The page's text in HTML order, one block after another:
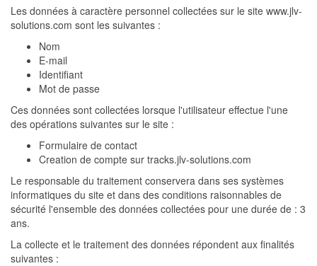
Les données à caractère personnel collectées sur le site www.jlv-
solutions.com sont les suivantes :
Nom
E-mail
Identifiant
Mot de passe
Ces données sont collectées lorsque l'utilisateur effectue l'une
des opérations suivantes sur le site :
Formulaire de contact
Creation de compte sur tracks.jlv-solutions.com
Le responsable du traitement conservera dans ses systèmes
informatiques du site et dans des conditions raisonnables de
sécurité l'ensemble des données collectées pour une durée de : 3
ans.
La collecte et le traitement des données répondent aux finalités
suivantes :